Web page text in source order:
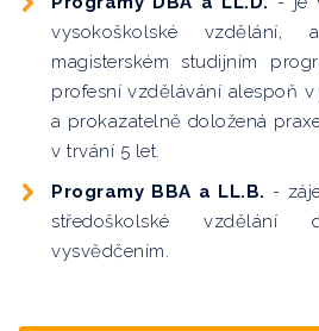
PhDr. Jana Krausová, MBA
Realitní trh a obchodování s
Řádná správa podniku
JUDr. PhDr. Zdeňka Beranová
Psychologie vedení & řízení lidí
vysokoškolské
magisterském studijním
profesní vzdělávání alespoň v
a prokazatelně doložená
v trvání 5 let.
Programy BBA a LL.B. -
středoškolské vzdělání
vysvědčením.